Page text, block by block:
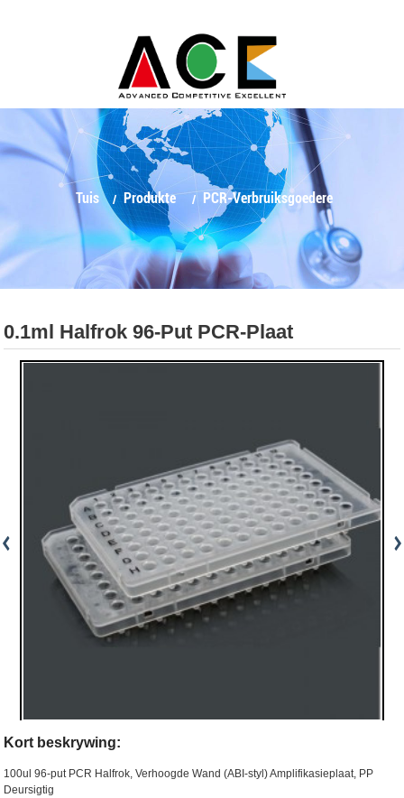
Tuis Produkte PCR-Verbruiksgoedere
0.1ml Halfrok 96-Put PCR-Plaat
Kort beskrywing:
100ul 96-put PCR Halfrok, Verhoogde Wand (ABI-styl) Amplifikasieplaat, PP
Deursigtig